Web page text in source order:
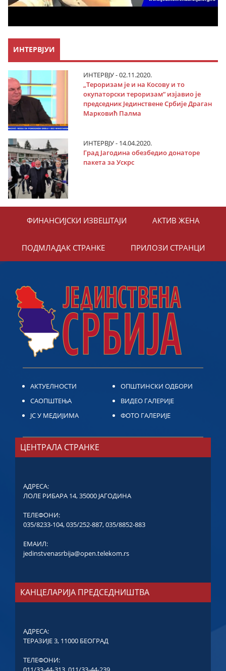
ИНТЕРВЈУИ
ИНТЕРВЈУ - 02.11.2020.
„Тероризам је и на Косову и то
окупаторски тероризам“ изјавио је
председник Јединствене Србије Драган
Марковић Палма
ИНТЕРВЈУ - 14.04.2020.
Град Јагодина обезбедио донаторе
пакета за Ускрс
ФИНАНСИЈСКИ ИЗВЕШТАЈИ АКТИВ ЖЕНА
ПОДМЛАДАК СТРАНКЕ ПРИЛОЗИ СТРАНЦИ
АКТУЕЛНОСТИ
САОПШТЕЊА
ЈС У МЕДИЈИМА
ОПШТИНСКИ ОДБОРИ
ВИДЕО ГАЛЕРИЈЕ
ФОТО ГАЛЕРИЈЕ
ЦЕНТРАЛА СТРАНКЕ
АДРЕСА:
ЛОЛЕ РИБАРА 14, 35000 ЈАГОДИНА
ТЕЛЕФОНИ:
035/8233-104,035/252-887,035/8852-883
ЕМАИЛ:
jedinstvenasrbija@open.telekom.rs
КАНЦЕЛАРИЈА ПРЕДСЕДНИШТВА
АДРЕСА:
ТЕРАЗИЈЕ 3, 11000 БЕОГРАД
ТЕЛЕФОНИ: